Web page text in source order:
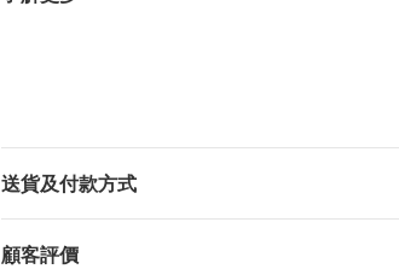
送貨及付款方式
顧客評價